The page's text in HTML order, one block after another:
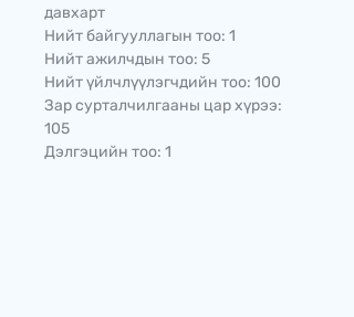
давхарт
Нийт байгууллагын тоо: 1
Нийт ажилчдын тоо: 5
Нийт үйлчлүүлэгчдийн тоо: 100
Зар сурталчилгааны цар хүрээ:
105
Дэлгэцийн тоо: 1